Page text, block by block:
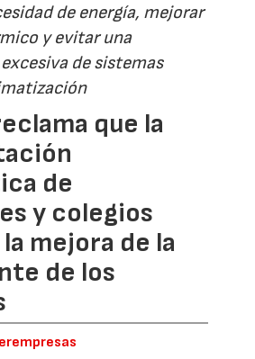
de energía, mejorar
y evitar una
de sistemas
que la
de
y colegios
mejora de la
de los